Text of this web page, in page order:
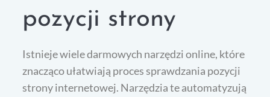
pozycji strony
Istnieje wiele darmowych narzędzi online, które
znacząco ułatwiają proces sprawdzania pozycji
strony internetowej. Narzędzia te automatyzują